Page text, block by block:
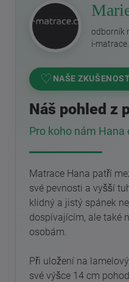
odborník
i-
♡ NAŠE
Náš pohled z
Pro koho nám
Matrace Hana patří
své pevnosti a vyšší
klidný a jistý spánek
dospívajícím, ale také
osobám.
Při uložení na
své výšce 14 cm